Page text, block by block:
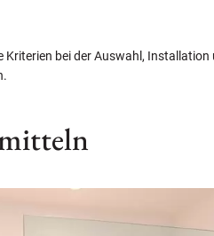
bei der Auswahl,